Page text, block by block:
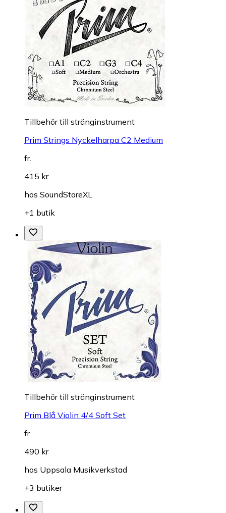
Till­be­hör till stränginstrument
Prim Strings Nyckelharpa C2 Medium
fr.
415 kr
hos SoundStoreXL
+1 butik
Till­be­hör till stränginstrument
Prim Blå Violin 4/4 Soft Set
fr.
490 kr
hos Uppsala Musikverkstad
+3 butiker